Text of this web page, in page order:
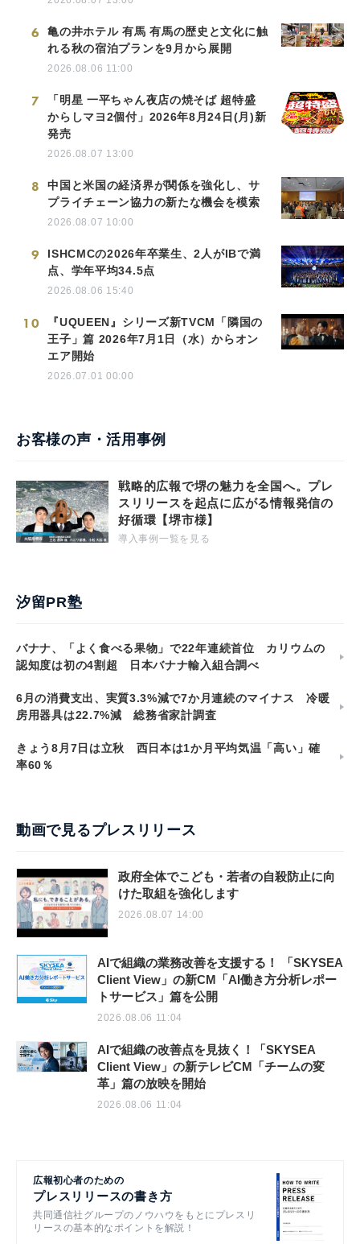
6
亀の井ホテル 有馬 有馬の歴史と文化に触
れる秋の宿泊プランを9月から展開
2026.08.06 11:00
7
「明星 一平ちゃん夜店の焼そば 超特盛
からしマヨ2個付」2026年8月24日(月)新
発売
2026.08.07 13:00
8
中国と米国の経済界が関係を強化し、サ
プライチェーン協力の新たな機会を模索
2026.08.07 10:00
9
ISHCMCの2026年卒業生、2人がIBで満
点、学年平均34.5点
2026.08.06 15:40
10
『UQUEEN』シリーズ新TVCM「隣国の
王子」篇 2026年7月1日（水）からオン
エア開始
2026.07.01 00:00
お客様の声・活用事例
戦略的広報で堺の魅力を全国へ。プレ
スリリースを起点に広がる情報発信の
好循環【堺市様】
導入事例一覧を見る
汐留PR塾
バナナ、「よく食べる果物」で22年連続首位 カリウムの
認知度は初の4割超 日本バナナ輸入組合調べ
6月の消費支出、実質3.3%減で7か月連続のマイナス 冷暖
房用器具は22.7%減 総務省家計調査
きょう8月7日は立秋 西日本は1か月平均気温「高い」確
率60％
動画で見るプレスリリース
政府全体でこども・若者の自殺防止に向
けた取組を強化します
2026.08.07 14:00
AIで組織の業務改善を支援する！ 「SKYSEA
Client View」の新CM「AI働き方分析レポー
トサービス」篇を公開
2026.08.06 11:04
AIで組織の改善点を見抜く！「SKYSEA
Client View」の新テレビCM「チームの変
革」篇の放映を開始
2026.08.06 11:04
広報初心者のための
プレスリリースの書き方
共同通信社グループのノウハウをもとにプレスリ
リースの基本的なポイントを解説！